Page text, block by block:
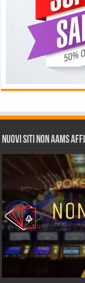
Nuovi siti non AAMS